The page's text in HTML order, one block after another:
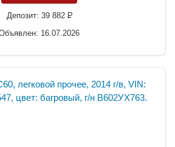
Депозит: 39 882P
16.07.2026